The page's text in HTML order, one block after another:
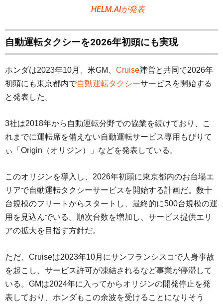
HELM.AIが発表
自動運転タクシーを2026年初頭にも実現
ホンダは2023年10月、米GM、 Cruise陣営と共同で2026年
初頭にも東京都内で自動運転タクシーサービスを開始する
と発表した。
3社は2018年から自動運転分野での協業を続けており、こ
れまでに運転席を備えない自動運転サービス専用もびりて
ぃ「Origin（オリジン）」などを発表している。
このオリジンを導入し、2026年初頭に東京都内のお台場エ
リアで自動運転タクシーサービスを開始する計画だ。数十
台規模のフリートからスタートし、最終的に500台規模の運
用を見込んでいる。順次台数を増加し、サービス提供エリ
アの拡大を目指す方針だ。
ただ、Cruiseは2023年10月にサンフランシスコで人身事故
を起こし、サービス許可が凍結されるなど事業が停滞して
いる。GMは2024年に入ってからオリジンの開発停止を発
表しており、ホンダもこの余波を受けることになりそう